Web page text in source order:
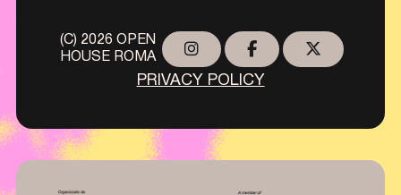
(C) 2026 OPEN
HOUSE ROMA
PRIVACY POLICY